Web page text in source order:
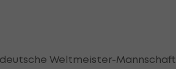
Weltmeister-Mannschaft